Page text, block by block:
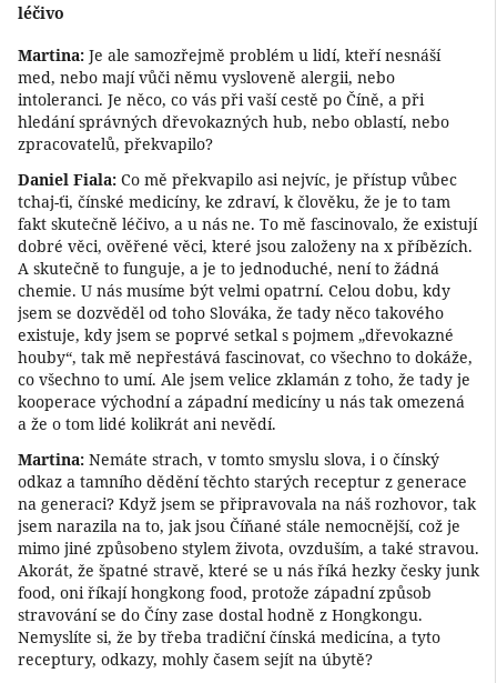
léčivo
Martina: Je ale samozřejmě problém u lidí, kteří nesnáší
med, nebo mají vůči němu vysloveně alergii, nebo
intoleranci. Je něco, co vás při vaší cestě po Číně, a při
hledání správných dřevokazných hub, nebo oblastí, nebo
zpracovatelů, překvapilo?
Daniel Fiala: Co mě překvapilo asi nejvíc, je přístup vůbec
tchaj-ťi, čínské medicíny, ke zdraví, k člověku, že je to tam
fakt skutečně léčivo, a u nás ne. To mě fascinovalo, že existují
dobré věci, ověřené věci, které jsou založeny na x příbězích.
A skutečně to funguje, a je to jednoduché, není to žádná
chemie. U nás musíme být velmi opatrní. Celou dobu, kdy
jsem se dozvěděl od toho Slováka, že tady něco takového
existuje, kdy jsem se poprvé setkal s pojmem „dřevokazné
houby“, tak mě nepřestává fascinovat, co všechno to dokáže,
co všechno to umí. Ale jsem velice zklamán z toho, že tady je
kooperace východní a západní medicíny u nás tak omezená
a že o tom lidé kolikrát ani nevědí.
Martina: Nemáte strach, v tomto smyslu slova, i o čínský
odkaz a tamního dědění těchto starých receptur z generace
na generaci? Když jsem se připravovala na náš rozhovor, tak
jsem narazila na to, jak jsou Číňané stále nemocnější, což je
mimo jiné způsobeno stylem života, ovzduším, a také stravou.
Akorát, že špatné stravě, které se u nás říká hezky česky junk
food, oni říkají hongkong food, protože západní způsob
stravování se do Číny zase dostal hodně z Hongkongu.
Nemyslíte si, že by třeba tradiční čínská medicína, a tyto
receptury, odkazy, mohly časem sejít na úbytě?